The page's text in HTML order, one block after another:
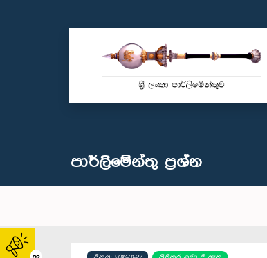
පාර්ලි‌මේන්තු‌ ප්‍රශ්න